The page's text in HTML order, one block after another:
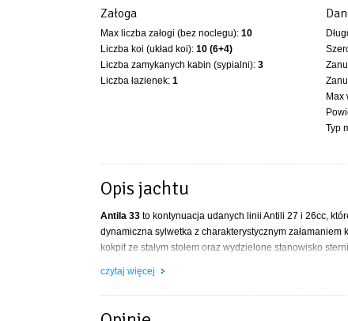
Załoga
Max liczba załogi (bez noclegu): 10
Liczba koi (układ koi): 10 (6+4)
Liczba zamykanych kabin (sypialni): 3
Liczba łazienek: 1
Max
Typ
Opis jachtu
Antila 33 to kontynuacja udanych linii Antili 27 i 26cc,
dynamiczna sylwetka z charakterystycznym
kokpit ze stałym stołem oraz wydzielone stanowisko
Dane technicze:
czytaj więcej